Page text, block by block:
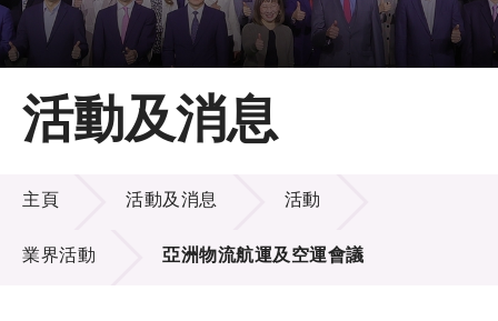
主頁
關於LSCM
技術商品化
項目及資助計劃
活動及消息
活動及消息
活動及消息
主頁 活動及消息 活動
業界活動 亞洲物流航運及空運會議